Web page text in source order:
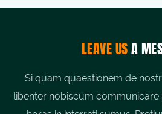
LEAVE USA
Si quam quaestionem de
libenter nobiscum